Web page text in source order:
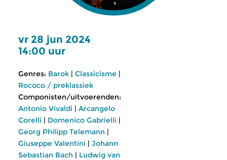
vr 28 jun 2024
14:00 uur
Genres: Barok | Classicisme |
Rococo / preklassiek
Componisten/uitvoerenden:
Antonio Vivaldi | Arcangelo
Corelli | Domenico Gabrielli |
Georg Philipp Telemann |
Giuseppe Valentini | Johann
Sebastian Bach | Ludwig van